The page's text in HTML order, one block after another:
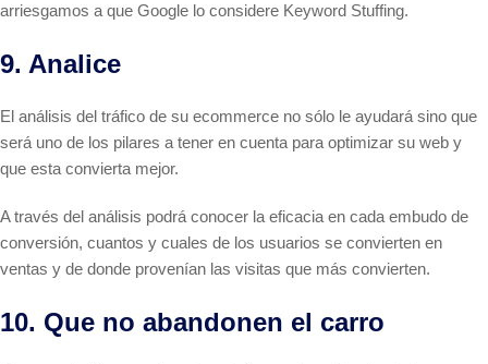
arriesgamos a que Google lo considere Keyword Stuffing.
9. Analice
El análisis del tráfico de su ecommerce no sólo le ayudará sino que
será uno de los pilares a tener en cuenta para optimizar su web y
que esta convierta mejor.
A través del análisis podrá conocer la eficacia en cada embudo de
conversión, cuantos y cuales de los usuarios se convierten en
ventas y de donde provenían las visitas que más convierten.
10. Que no abandonen el carro